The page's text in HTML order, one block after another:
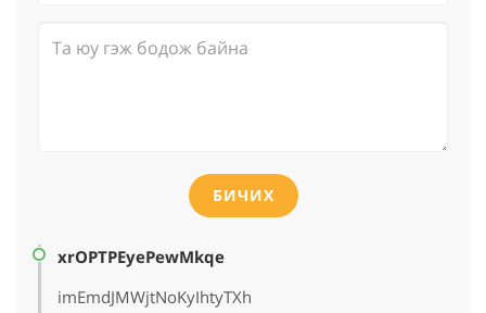
БИЧИХ
xrOPTPEyePewMkqe
imEmdJMWjtNoKyIhtyTXh